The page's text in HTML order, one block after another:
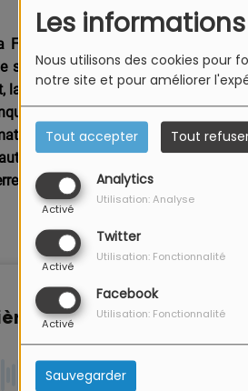
Les
Nous utilisons des cookies pour
notre site et pour améliorer
Tout accepter Tout
Analytics
Activé
Utilisation: Analyse
Twitter
Activé
Utilisation: Fonctionnalité
Facebook
Activé
Utilisation: Fonctionnalité
Sauvegarder
aux vins se déroule au parc
se transformer et de rassembler
la gastronomie et le climat sont mis
anniversaire de
Serge Zaka, évoquant le
côté » sera inauguré. Cet espace
à la main, tout en profitant en